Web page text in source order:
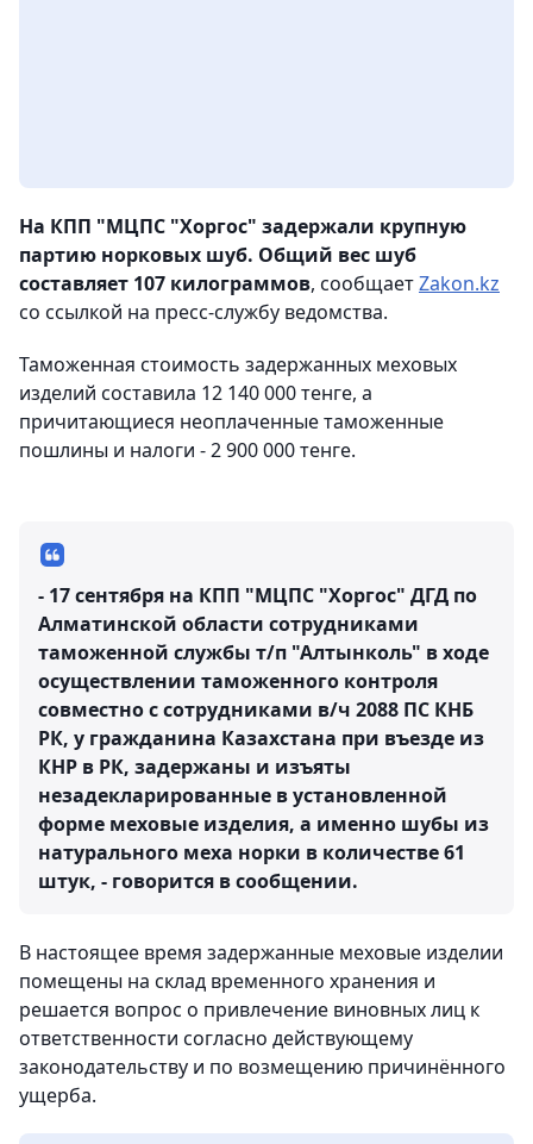
На КПП "МЦПС "Хоргос" задержали крупную
партию норковых шуб. Общий вес шуб
составляет 107 килограммов, сообщаетZakon.kz
со ссылкой на пресс-службу ведомства.
Таможенная стоимость задержанных меховых
изделий составила 12 140 000 тенге, а
причитающиеся неоплаченные таможенные
пошлины и налоги - 2 900 000 тенге.
- 17 сентября на КПП "МЦПС "Хоргос" ДГД по
Алматинской области сотрудниками
таможенной службы т/п "Алтынколь" в ходе
осуществлении таможенного контроля
совместно с сотрудниками в/ч 2088 ПС КНБ
РК, у гражданина Казахстана при въезде из
КНР в РК, задержаны и изъяты
незадекларированные в установленной
форме меховые изделия, а именно шубы из
натурального меха норки в количестве 61
штук, - говорится в сообщении.
В настоящее время задержанные меховые изделии
помещены на склад временного хранения и
решается вопрос о привлечение виновных лиц к
ответственности согласно действующему
законодательству и по возмещению причинённого
ущерба.